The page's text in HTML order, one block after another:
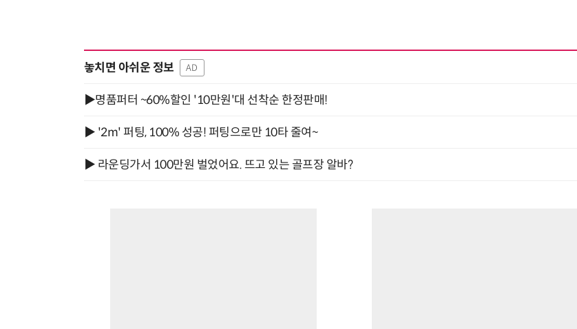
놓치면 아쉬운 정보 AD
▶명품퍼터 ~60%할인 '10만원'대 선착순 한정판매!
▶ '2m' 퍼팅, 100% 성공! 퍼팅으로만 10타 줄여~
▶ 라운딩가서 100만원 벌었어요. 뜨고 있는 골프장 알바?